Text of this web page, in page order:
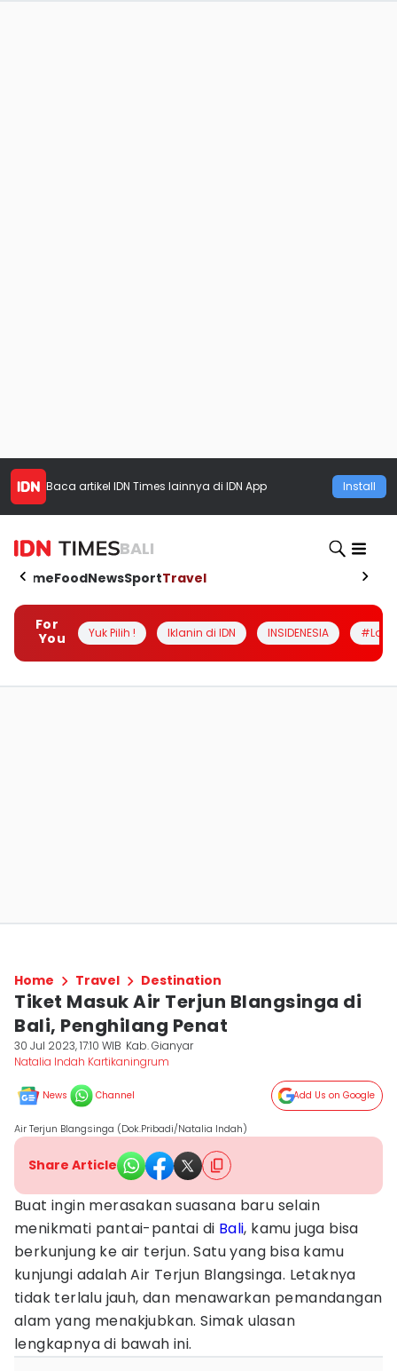
Baca artikel IDN Times lainnya di IDN App Install
BALI
HomeFoodNewsSportTravel
For
You
Yuk Pilih ! Iklanin di IDN INSIDENESIA
Home Travel Destination
Tiket Masuk Air Terjun Blangsinga di
Bali, Penghilang Penat
30 Jul 2023, 17:10 WIB Kab. Gianyar
Natalia Indah Kartikaningrum
News Channel Add Us on Google
Air Terjun Blangsinga (Dok.Pribadi/Natalia Indah)
Share Article
Buat ingin merasakan suasana baru selain
menikmati pantai-pantai di Bali, kamu juga bisa
berkunjung ke air terjun. Satu yang bisa kamu
kunjungi adalah Air Terjun Blangsinga. Letaknya
tidak terlalu jauh, dan menawarkan pemandangan
alam yang menakjubkan. Simak ulasan
lengkapnya di bawah ini.